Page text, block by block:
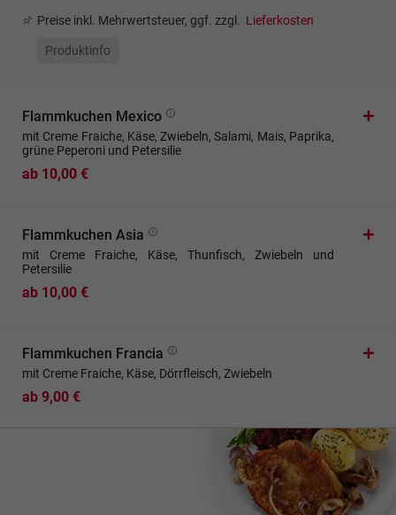
Preise inkl. Mehrwertsteuer, ggf. zzgl. Lieferkosten
Produktinfo
Flammkuchen Mexico
mit Creme Fraiche, Käse, Zwiebeln, Salami, Mais, Paprika,
grüne Peperoni und Petersilie
ab 10,00 €
Flammkuchen Asia
mit Creme Fraiche, Käse, Thunfisch, Zwiebeln und
Petersilie
ab 10,00 €
Flammkuchen Francia
mit Creme Fraiche, Käse, Dörrfleisch, Zwiebeln
ab 9,00 €